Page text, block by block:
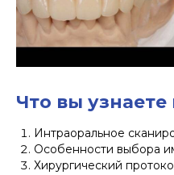
Что вы узнаете
Интраоральное
Особенности выбора
Хирургический